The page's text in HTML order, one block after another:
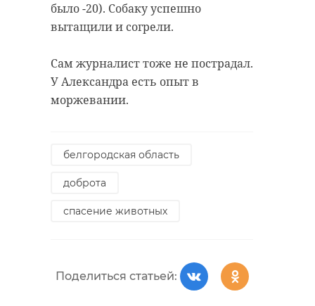
было -20). Собаку успешно
вытащили и согрели.
Сам журналист тоже не пострадал.
У Александра есть опыт в
моржевании.
белгородская область
доброта
спасение животных
Поделиться статьей: